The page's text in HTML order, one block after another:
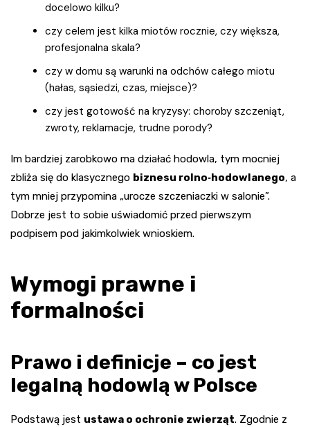
docelowo kilku?
czy celem jest kilka miotów rocznie, czy większa,
profesjonalna skala?
czy w domu są warunki na odchów całego miotu
(hałas, sąsiedzi, czas, miejsce)?
czy jest gotowość na kryzysy: choroby szczeniąt,
zwroty, reklamacje, trudne porody?
Im bardziej zarobkowo ma działać hodowla, tym mocniej
zbliża się do klasycznego biznesu rolno‑hodowlanego, a
tym mniej przypomina „urocze szczeniaczki w salonie”.
Dobrze jest to sobie uświadomić przed pierwszym
podpisem pod jakimkolwiek wnioskiem.
Wymogi prawne i
formalności
Prawo i definicje – co jest
legalną hodowlą w Polsce
Podstawą jest ustawa o ochronie zwierząt. Zgodnie z